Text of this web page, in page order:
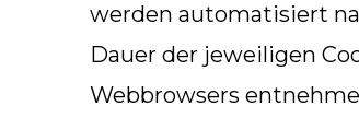
werden automatisiert
Dauer der jeweiligen
Webbrowsers